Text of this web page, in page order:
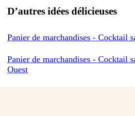
D’autres idées délicieuses
Panier de marchandises - Cocktail
Panier de marchandises - Cocktail
Ouest